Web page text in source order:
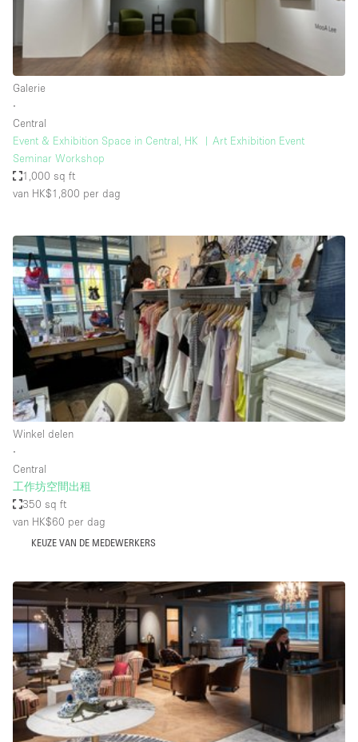
Unieke ruimte
Vergaderruimte
Winkelruimte in winkelcentrum
Airconditioning
Animals Friendly
Audio- en videoapparatuur
Auto display
Badkamer
Bar
Begane grond
Daglicht
Dakterras
Elektriciteit
Etalage
Grote entree
Haussmann-stijl
Industrieel
Internet
Galerie
∙
Central
Event & Exhibition Space in Central, HK ︳Art Exhibition Event
Seminar Workshop
1,000 sq ft
van HK$1,800 per dag
Winkel delen
∙
Central
工作坊空間出租
350 sq ft
van HK$60 per dag
KEUZE VAN DE MEDEWERKERS